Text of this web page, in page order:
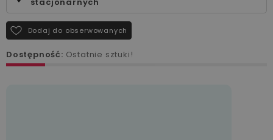
Dodaj do obserwowanych
Dostępność: Ostatnie sztuki!